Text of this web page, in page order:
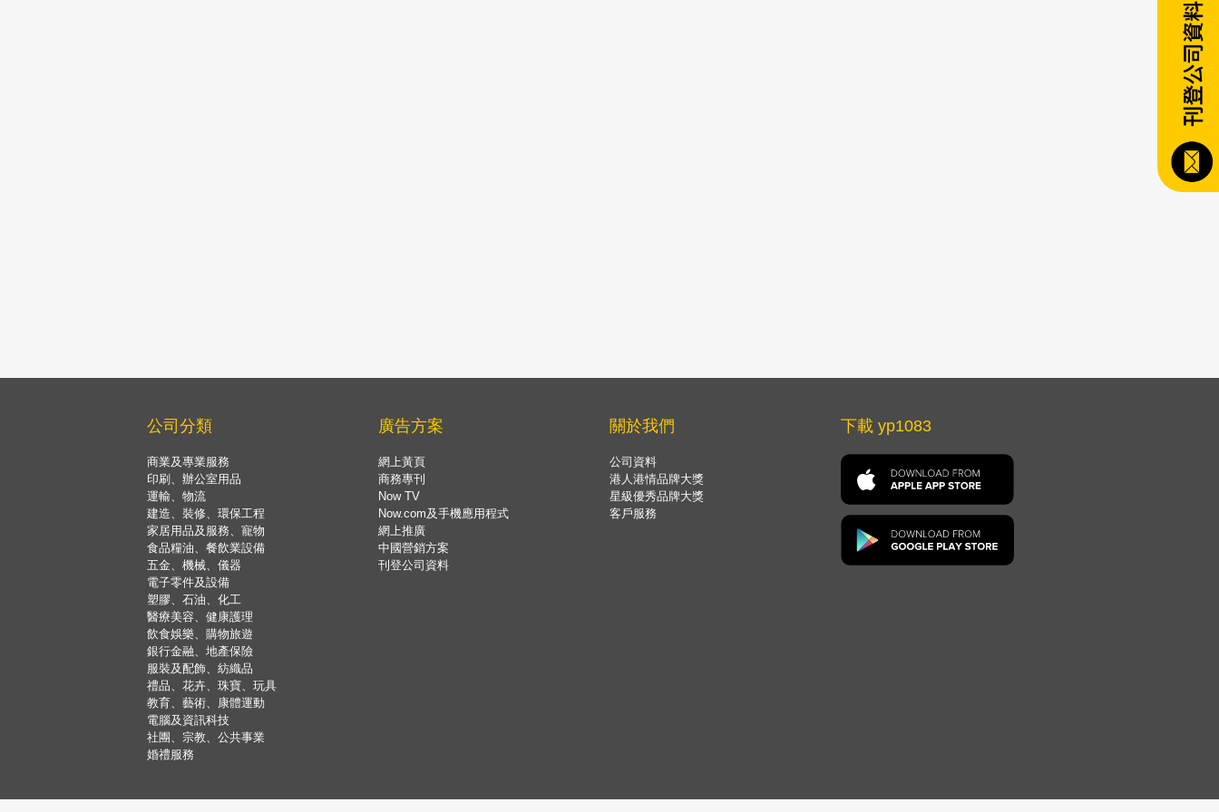
公司分類
商業及專業服務
印刷、辦公室用品
運輸、物流
建造、裝修、環保工程
家居用品及服務、寵物
食品糧油、餐飲業設備
五金、機械、儀器
電子零件及設備
塑膠、石油、化工
醫療美容、健康護理
飲食娛樂、購物旅遊
銀行金融、地產保險
服裝及配飾、紡織品
禮品、花卉、珠寶、玩具
教育、藝術、康體運動
電腦及資訊科技
社團、宗教、公共事業
婚禮服務
廣告方案
網上黃頁
商務專刊
Now TV
Now.com及手機應用程式
網上推廣
中國營銷方案
刊登公司資料
關於我們
公司資料
港人港情品牌大獎
星級優秀品牌大獎
客戶服務
下載 yp1083